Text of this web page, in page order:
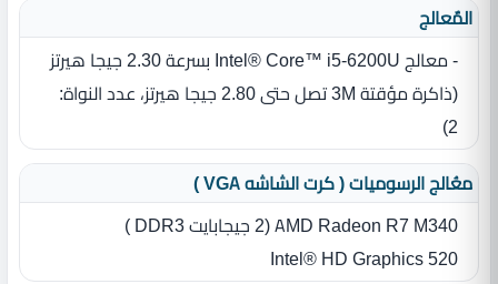
المٌعالج
- معالج Intel® Core™ i5‎-6200U بسرعة 2.30 جيجا هيرتز
‏(‏ذاكرة مؤقتة 3M تصل حتى 2.80 جيجا هيرتز، عدد النواة‏:‏
2‏)‏
معُالج الرسوميات ( كرت الشاشه VGA )
AMD Radeon R7 M340 ‏(‏2 جيجابايت DDR3 )‏
Intel® HD Graphics 520